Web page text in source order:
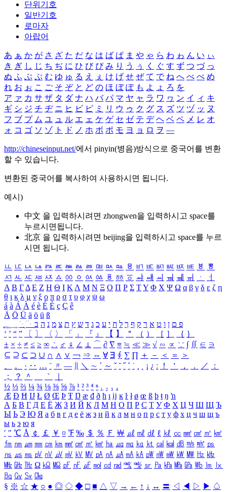
단위기호
일반기호
로마자
아랍어
あ ぁ か が さ ざ た だ な は ば ぱ ま や ゃ ら わ ゎ ん い ぃ
き ぎ し じ ち ぢ に ひ び ぴ み り う ぅ く ぐ す ず つ づ っ
ぬ ふ ぶ ぷ む ゆ ゅ る え ぇ け げ せ ぜ て で ね へ べ ぺ め
れ お ぉ こ ご そ ぞ と ど の ほ ぼ ぽ も よ ょ ろ を
ア ァ カ サ ザ タ ダ ナ ハ バ パ マ ヤ ャ ラ ワ ヮ ン イ ィ キ
ギ シ ジ チ ヂ ニ ヒ ビ ピ ミ リ ウ ゥ ク グ ス ズ ツ ヅ ッ ヌ
フ ブ プ ム ユ ュ ル エ ェ ケ ゲ セ ゼ テ デ ヘ ベ ペ メ レ オ
ォ コ ゴ ソ ゾ ト ド ノ ホ ボ ポ モ ヨ ョ ロ ヲ ―
http://chineseinput.net/에서 pinyin(병음)방식으로 중국어를 변환
할 수 있습니다.
변환된 중국어를 복사하여 사용하시면 됩니다.
예시)
中文 을 입력하시려면 zhongwen을 입력하시고 space를
누르시면됩니다.
北京 을 입력하시려면 beijing을 입력하시고 space를 누르
시면 됩니다.
ㅥ ㅦ ㅧ ㅨ ㅩ ㅪ ㅫ ㅬ ㅭ ㅮ ㅯ ㅰ ㅱ ㅲ ㅳ ㅴ ㅵ ㅶ ㅷ ㅸ
ㅹ
ㅺ ㅻ ㅼ ㅽ ㅾ ㅿ ㆀ ㆁ ㆂ ㆃ ㆄ ㆅ ㆆ ㆇ ㆈ ㆉ ㆊ ㆋ ㆌ ㆍ
ㆎ
Α Β ΓΔ Ε Ζ Η Θ Ι ΚΛ Μ Ν Ξ Ο Π Ρ Σ ΤΥ Φ Χ Ψ Ω α β γ δ ε ζ η
θ ι κ λ μ ν ξ ο π ρ σ τ υ φ χ ψ ω
á à Á À é è É È ç Ç ê
Ä Ö Ü ä ö ü ß
ִֶֹ ֻּ ׁׂ פ ם ן ו ט א ר ק ף ך ל ח י ע כ ג ד ש ץ ת צ מ נ ה ב
‘ ’ “ ” 〔 〕 〈 〉 「 」 『 』 【 】 ＂ （ ） ［ ］ ｛ ｝
± × ÷ ≠ ≤ ≥ ∞ ∴ ♂ ♀ ∠ ⊥ ⌒ ∂ ∇ ≡ ≒ ≪ ≫ √ ∽ ∝ ∵ ∫ ∬ ∈ ∋
⊆ ⊇ ⊂ ⊃ ∪ ∩ ∧ ∨ ￢ ⇒ ⇔ ∀ ∃ ∮ ∑ ∏ ＋ － ＜ ＝
＞
、
。 · ‥ … ¨ 〃 ― ＼ ∼ ´ ～ ˇ ˘ ˝ ˚ ˙ ¸ ¡ ¿ ː ！ ＇ ， ． ／
：
；
？ ＾ ｀
½ ⅓ ⅔ ¼ ¾ ⅛ ⅜ ⅝ ⅞ ¹ ² ³ ⁴ ⁿ ₁ ₂ ₃ ₄
Æ Ð Ħ Ĳ Ł Ø Œ Þ Ŧ Ŋ æ đ ð ħ ı ĳ ĸ ŀ ł ø œ ß þ ŧ ŋ ŉ
А Б В Г Д Е Ё Ж З И Й К Л М Н О П Р С Т У Ф Х Ц Ч Ш Щ Ъ
Ы Ь Э Ю Я а б в г д е ё ж з и й к л м н о п р с т у ф х ц ч ш щ ъ
ы ь э ю я
′ ″ ℃ Å ￠ ￡ ￥ ¤ ℉ ‰ ＄ ％ Ｆ ￦ ㎕ ㎖ ㎗ ℓ ㎘ ㏄ ㎣ ㎤ ㎥ ㎦
㎙ ㎚ ㎛ ㎜ ㎝ ㎞ ㎟ ㎠ ㎡ ㎢ ㏊ ㎍ ㎎ ㎏ ㏏ ㎈ ㎉ ㏈ ㎧ ㎨ ㎰
㎱ ㎲ ㎳ ㎴ ㎵ ㎶ ㎷ ㎸ ㎹ ㎀ ㎁ ㎂ ㎃ ㎄ ㎺ ㎻ ㎽ ㎾ ㎿ ㎐ ㎑
㎒ ㎓ ㎔ Ω ㏀ ㏁ ㎊ ㎋ ㎌ ㏖ ㏅ ㎭ ㎮ ㎯ ㏛ ㎩ ㎪ ㎫ ㎬ ㏝ ㏐
㏓
㏃ ㏉ ㏜ ㏆
§ ※ ☆ ★ ○ ● ◎ ◇ ◆ □ ■ △ ▽ → ← ↑ ↓ ↔ 〓 ◁ ◀ ▷ ▶ ♤